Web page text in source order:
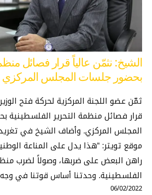
الشيخ: نثمّن عالياً قرار فصائل
بحضور جلسات المجلس المركزي
ثمّن عضو اللجنة المركزية لحركة فتح
قرار فصائل منظمة التحرير الفلسطينية
المجلس المركزي. وأضاف الشيخ في
موقع تويتر: “هذا يدل على المناعة
راهن البعض على ضربها، وصولاً لضرب
الفلسطينية. وحدتنا أساس قوتنا في وجه
06/02/2022